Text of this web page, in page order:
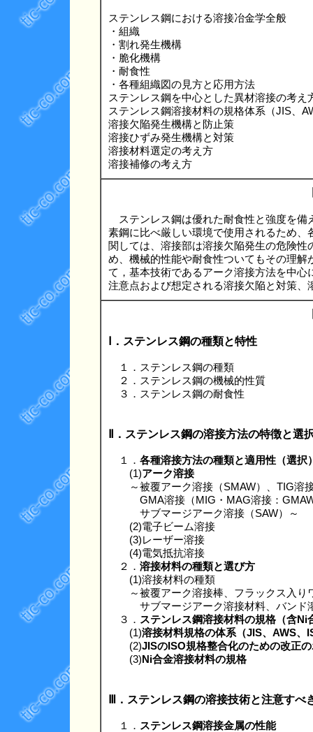
ステンレス鋼における溶接冶金学全般
・組織
・割れ発生機構
・脆化機構
・耐食性
・各種組織図の見方と応用方法
ステンレス鋼を中心とした異材溶接の考え
ステンレス鋼溶接材料の規格体系（JIS、
溶接欠陥発生機構と防止策
溶接ひずみ発生機構と対策
溶接材料選定の考え方
溶接補修の考え方
ステンレス鋼は優れた耐食性と強度を備
素鋼に比べ厳しい環境で使用されるため
関しては、溶接部は溶接欠陥発生の危険
め、機械的性能や耐食性ついてもその理
て，基本技術であるアーク溶接方法を中
注意点および想定される溶接欠陥と対策
Ⅰ．ステンレス鋼の種類と特性
１．ステンレス鋼の種類
２．ステンレス鋼の機械的性質
３．ステンレス鋼の耐食性
Ⅱ．ステンレス鋼の溶接方法の特徴と選
１． 各種溶接方法の種類と適用性（選択
(1)アーク溶接
～被覆アーク溶接（SMAW）、TIG溶
GMA溶接（MIG・MAG溶接：GMAW
サブマージアーク溶接（SAW）～
(2)電子ビーム溶接
(3)レーザー溶接
(4)電気抵抗溶接
２． 溶接材料の種類と選び方
(1)溶接材料の種類
～被覆アーク溶接棒、フラックス入り
サブマージアーク溶接材料、バンド
３． ステンレス鋼溶接材料の規格（含Ni
(1)溶接材料規格の体系（JIS、AWS、
(2)JISのISO規格整合化のための改正
(3)Ni合金溶接材料の規格
Ⅲ．ステンレス鋼の溶接技術と注意すべ
１． ステンレス鋼溶接金属の性能